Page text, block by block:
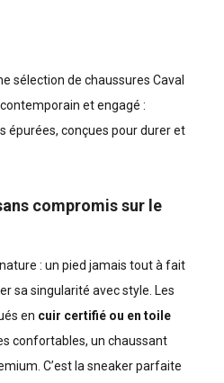
sélection de chaussures Caval
et engagé :
épurées, conçues pour durer et
compromis sur le
: un pied jamais tout à fait
sa singularité avec style. Les
en cuir certifié ou en toile
confortables, un chaussant
C’est la sneaker parfaite